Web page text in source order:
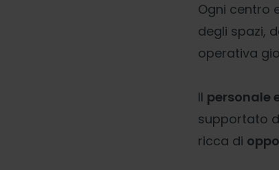
Ogni centro
degli spazi,
operativa
Il personale
supportato
ricca di